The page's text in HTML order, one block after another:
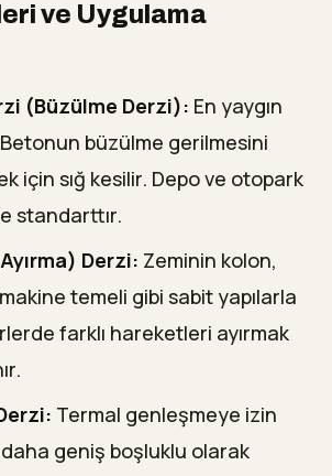
ve Uygulama
(Büzülme Derzi): En yaygın
büzülme gerilmesini
için sığ kesilir. Depo ve otopark
standarttır.
Derzi: Zeminin kolon,
temeli gibi sabit yapılarla
farklı hareketleri ayırmak
Termal genleşmeye izin
geniş boşluklu olarak